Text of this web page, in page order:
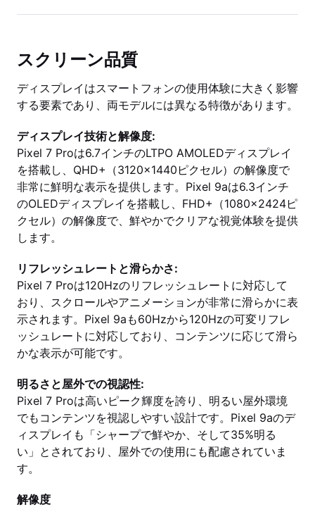
スクリーン品質
ディスプレイはスマートフォンの使用体験に大きく影響
する要素であり、両モデルには異なる特徴があります。
ディスプレイ技術と解像度:
Pixel 7 Proは6.7インチのLTPO AMOLEDディスプレイ
を搭載し、QHD+（3120x1440ピクセル）の解像度で
非常に鮮明な表示を提供します。Pixel 9aは6.3インチ
のOLEDディスプレイを搭載し、FHD+（1080x2424ピ
クセル）の解像度で、鮮やかでクリアな視覚体験を提供
します。
リフレッシュレートと滑らかさ:
Pixel 7 Proは120Hzのリフレッシュレートに対応して
おり、スクロールやアニメーションが非常に滑らかに表
示されます。Pixel 9aも60Hzから120Hzの可変リフレ
ッシュレートに対応しており、コンテンツに応じて滑ら
かな表示が可能です。
明るさと屋外での視認性:
Pixel 7 Proは高いピーク輝度を誇り、明るい屋外環境
でもコンテンツを視認しやすい設計です。Pixel 9aのデ
ィスプレイも「シャープで鮮やか、そして35%明る
い」とされており、屋外での使用にも配慮されていま
す。
解像度